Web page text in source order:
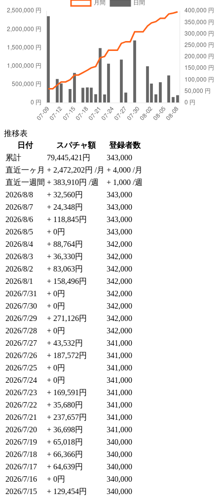
推移表
日付
スパチャ額
登録者数
累計
79,445,421円
343,000
直近一ヶ月 + 2,472,202円 /月 + 4,000 /月
直近一週間 + 383,910円 /週
+ 1,000 /週
2026/8/8
+ 32,560円
343,000
2026/8/7
+ 24,348円
343,000
2026/8/6
+ 118,845円
343,000
2026/8/5
+ 0円
343,000
2026/8/4
+ 88,764円
342,000
2026/8/3
+ 36,330円
342,000
2026/8/2
+ 83,063円
342,000
2026/8/1
+ 158,496円
342,000
2026/7/31
+ 0円
342,000
2026/7/30
+ 0円
342,000
2026/7/29
+ 271,126円
342,000
2026/7/28
+ 0円
342,000
2026/7/27
+ 43,532円
341,000
2026/7/26
+ 187,572円
341,000
2026/7/25
+ 0円
341,000
2026/7/24
+ 0円
341,000
2026/7/23
+ 169,591円
341,000
2026/7/22
+ 35,680円
341,000
2026/7/21
+ 237,657円
341,000
2026/7/20
+ 36,698円
341,000
2026/7/19
+ 65,018円
340,000
2026/7/18
+ 66,366円
340,000
2026/7/17
+ 64,639円
340,000
2026/7/16
+ 0円
340,000
2026/7/15
+ 129,454円
340,000